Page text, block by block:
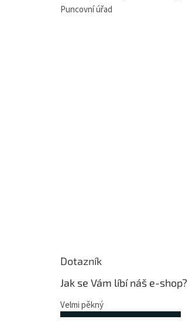
Puncovní úřad
Dotazník
Jak se Vám líbí náš e-shop?
Velmi pěkný